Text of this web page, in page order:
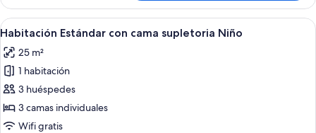
junior,
balcón
Abrir
todas
las
fotos
de
Habitación
Estándar
Una habitación de hotel con cama,
5
Habitación Estándar con cama supletoria Niño
25 m²
1 habitación
3 huéspedes
3 camas individuales
Wifi gratis